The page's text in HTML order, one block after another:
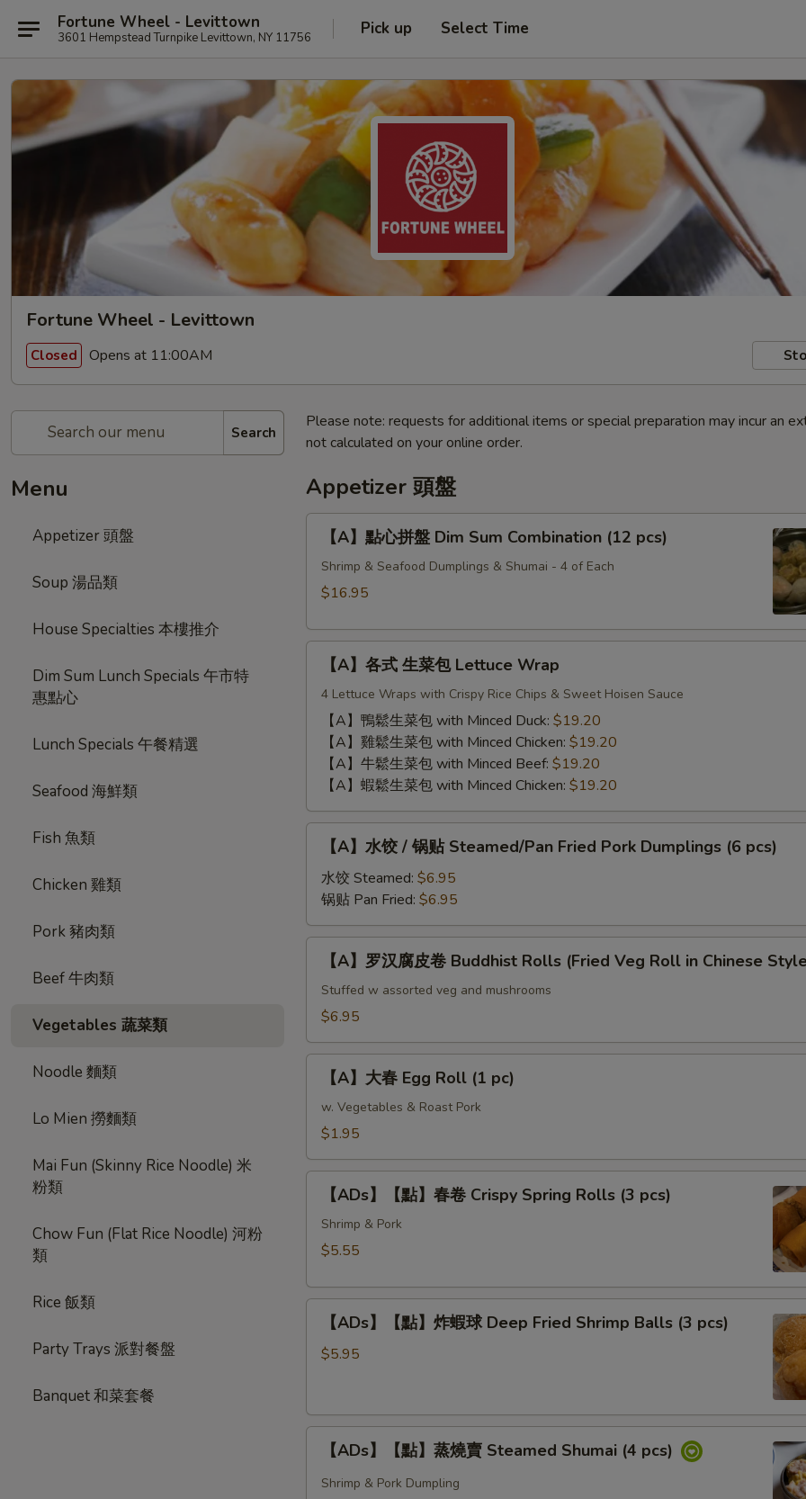
Fortune Wheel - Levittown
3601 Hempstead Turnpike Levittown, NY 11756 Pick up Select Time
Fortune Wheel - Levittown
Closed Opens at 11:00AM
Search
Menu
Appetizer 頭盤
Soup 湯品類
House Specialties 本樓推介
Dim Sum Lunch Specials 午市特
惠點心
Lunch Specials 午餐精選
Seafood 海鮮類
Fish 魚類
Chicken 雞類
Pork 豬肉類
Beef 牛肉類
Vegetables 蔬菜類
Noodle 麵類
Lo Mien 撈麵類
Mai Fun (Skinny Rice Noodle) 米
粉類
Chow Fun (Flat Rice Noodle) 河粉
類
Rice 飯類
Party Trays 派對餐盤
Banquet 和菜套餐
Please note: requests for additional items or special preparation may incur an
not calculated on your online order.
Appetizer 頭盤
【A】
Dim
Sum
Combination
(12
pcs)
【A】點心拼盤 Dim Sum Combination (12 pcs)
Shrimp & Seafood Dumplings & Shumai - 4 of Each
$16.95
【A】
Lettuce
【A】各式 生菜包 Lettuce Wrap
4 Lettuce Wraps with Crispy Rice Chips & Sweet Hoisen Sauce
【A】鴨鬆生菜包 with Minced Duck: $19.20
【A】雞鬆生菜包 with Minced Chicken: $19.20
【A】牛鬆生菜包 with Minced Beef: $19.20
【A】蝦鬆生菜包 with Minced Chicken: $19.20
【A】
锅
贴
Steamed/Pan
Fried
Pork
Dumplings
(6
pcs)
【A】水饺 / 锅贴 Steamed/Pan Fried Pork Dumplings (6 pcs)
水饺 Steamed: $6.95
锅贴 Pan Fried: $6.95
【A】
卷
Buddhist
Rolls
Veg
Roll
Chinese
Style)
【A】罗汉腐皮卷 Buddhist Rolls (Fried Veg Roll in Chinese
Stuffed w assorted veg and mushrooms
$6.95
【A】
Egg
(1
【A】大春 Egg Roll (1 pc)
w. Vegetables & Roast Pork
$1.95
【ADs】
【點】
Spring
Rolls
pcs)
【ADs】【點】春卷 Crispy Spring Rolls (3 pcs)
Shrimp & Pork
$5.55
【ADs】
【點】
Deep
Fried
Shrimp
Balls
【ADs】【點】炸蝦球 Deep Fried Shrimp Balls (3 pcs)
$5.95
【ADs】
【點】【ADs】【點】蒸燒賣 Steamed Shumai (4 pcs)
Shrimp & Pork Dumpling